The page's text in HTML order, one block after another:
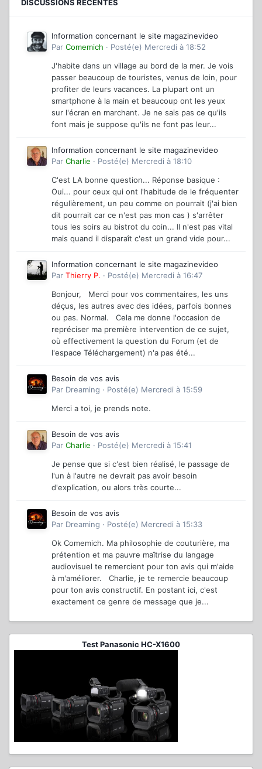
DISCUSSIONS RÉCENTES
Information concernant le site magazinevideo
Par Comemich · Posté(e) Mercredi à 18:52
J'habite dans un village au bord de la mer. Je vois
passer beaucoup de touristes, venus de loin, pour
profiter de leurs vacances. La plupart ont un
smartphone à la main et beaucoup ont les yeux
sur l'écran en marchant. Je ne sais pas ce qu'ils
font mais je suppose qu'ils ne font pas leur...
Information concernant le site magazinevideo
Par Charlie · Posté(e) Mercredi à 18:10
C'est LA bonne question... Réponse basique :
Oui... pour ceux qui ont l'habitude de le fréquenter
régulièrement, un peu comme on pourrait (j'ai bien
dit pourrait car ce n'est pas mon cas ) s'arrêter
tous les soirs au bistrot du coin... Il n'est pas vital
mais quand il disparaît c'est un grand vide pour...
Information concernant le site magazinevideo
Par Thierry P. · Posté(e) Mercredi à 16:47
Bonjour, Merci pour vos commentaires, les uns
déçus, les autres avec des idées, parfois bonnes
ou pas. Normal. Cela me donne l'occasion de
repréciser ma première intervention de ce sujet,
où effectivement la question du Forum (et de
l'espace Téléchargement) n'a pas été...
Besoin de vos avis
Par Dreaming · Posté(e) Mercredi à 15:59
Merci a toi, je prends note.
Besoin de vos avis
Par Charlie · Posté(e) Mercredi à 15:41
Je pense que si c'est bien réalisé, le passage de
l'un à l'autre ne devrait pas avoir besoin
d'explication, ou alors très courte...
Besoin de vos avis
Par Dreaming · Posté(e) Mercredi à 15:33
Ok Comemich. Ma philosophie de couturière, ma
prétention et ma pauvre maîtrise du langage
audiovisuel te remercient pour ton avis qui m'aide
à m'améliorer. Charlie, je te remercie beaucoup
pour ton avis constructif. En postant ici, c'est
exactement ce genre de message que je...
Test Panasonic HC-X1600